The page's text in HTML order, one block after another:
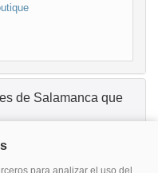
de Salamanca que
de Salamanca